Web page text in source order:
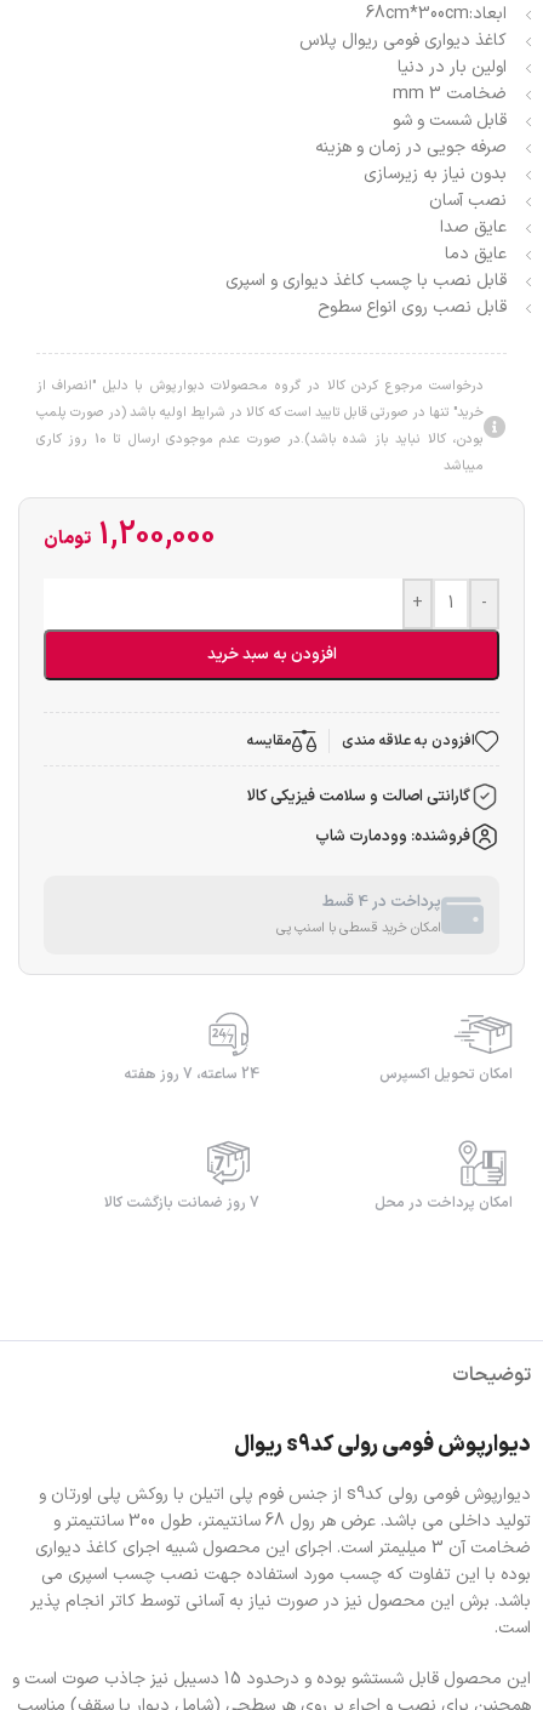
ابعاد:68cm*300cm
کاغذ دیواری فومی ریوال پلاس
اولین بار در دنیا
ضخامت 3 mm
قابل شست و شو
صرفه جویی در زمان و هزینه
بدون نیاز به زیرسازی
نصب آسان
عایق صدا
عایق دما
قابل نصب با چسب کاغذ دیواری و اسپری
قابل نصب روی انواع سطوح
درخواست مرجوع کردن کالا در گروه محصولات دبوارپوش با دلیل "انصراف از
خرید" تنها در صورتی قابل تایید است که کالا در شرایط اولیه باشد (در صورت پلمپ
بودن، کالا نباید باز شده باشد).در صورت عدم موجودی ارسال تا 10 روز کاری
میباشد
1,200,000 تومان
-
+
افزودن به سبد خرید
افزودن به علاقه مندی مقایسه
گارانتی اصالت و سلامت فیزیکی کالا
فروشنده: وودمارت شاپ
پرداخت در 4 قسط
امکان خرید قسطی با اسنپ پی
امکان تحویل اکسپرس 24 ساعته، 7 روز هفته
امکان پرداخت در محل 7 روز ضمانت بازگشت کالا
توضیحات
دیوارپوش فومی رولی کدs9 ریوال
دیوارپوش فومی رولی کدs9 از جنس فوم پلی اتیلن با روکش پلی اورتان و
تولید داخلی می باشد. عرض هر رول 68 سانتیمتر، طول 300 سانتیمتر و
ضخامت آن 3 میلیمتر است. اجرای این محصول شبیه اجرای کاغذ دیواری
بوده با این تفاوت که چسب مورد استفاده جهت نصب چسب اسپری می
باشد. برش این محصول نیز در صورت نیاز به آسانی توسط کاتر انجام پذیر
است.
این محصول قابل شستشو بوده و درحدود 15 دسیبل نیز جاذب صوت است و